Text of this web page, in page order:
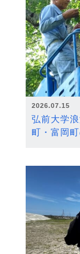
2026.07.15
弘前大学
町・富岡